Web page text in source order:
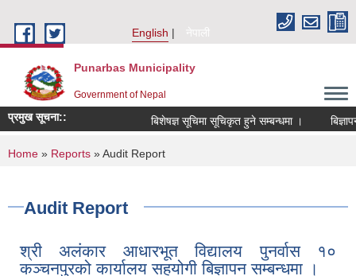
English
नेपाली
Punarbas Municipality
Government of Nepal
प्रमुख सूचना:: बिशेषज्ञ सूचिमा सूचिकृत हुने सम्बन्धमा ।
You are here
Home » Reports » Audit Report
Audit Report
श्री अलंकार आधारभूत विद्यालय पुनर्वास १०
कञ्चनपुरको कार्यालय सहयोगी बिज्ञापन सम्बन्धमा ।